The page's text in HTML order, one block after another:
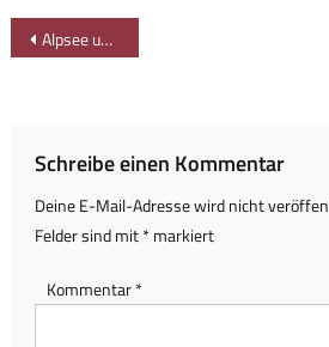
Beitragsnavigation
Alpsee unter dem Motto spaziergehen-mit-familie.de
Schreibe einen Kommentar
Deine E-Mail-Adresse wird nicht
Felder sind mit*markiert
Kommentar*